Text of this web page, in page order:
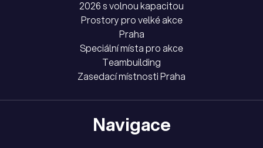
2026 s volnou kapacitou
Prostory pro velké akce
Praha
Speciální místa pro akce
Teambuilding
Zasedací místnosti Praha
Navigace